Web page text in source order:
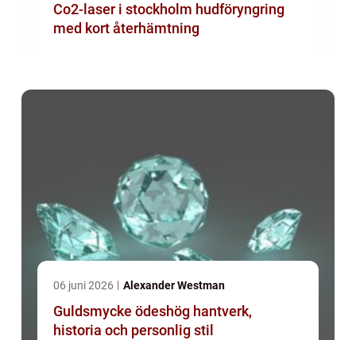
Co2-laser i stockholm hudföryngring
med kort återhämtning
06 juni 2026 Alexander Westman
Guldsmycke ödeshög hantverk,
historia och personlig stil